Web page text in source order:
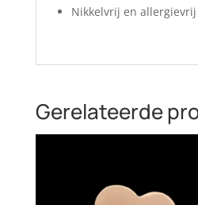
Nikkelvrij en allergievrij
Gerelateerde